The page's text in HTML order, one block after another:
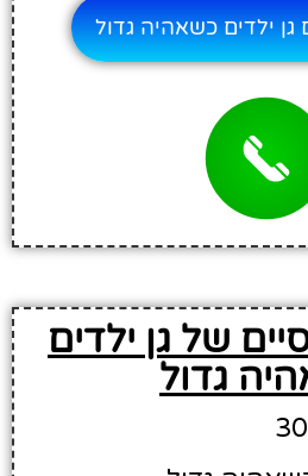
ילדים כשאהיה גדול
של גן ילדים
גדול